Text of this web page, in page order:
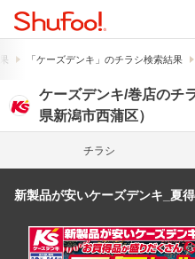
「ケーズデンキ」のチラシ検索結果
ケーズデンキ/巻店のチ
県新潟市西蒲区）
チラシ
新製品が安いケーズデンキ_夏